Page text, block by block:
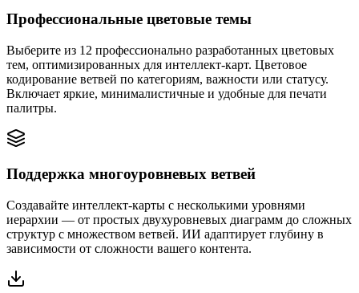
Профессиональные цветовые темы
Выберите из 12 профессионально разработанных цветовых
тем, оптимизированных для интеллект-карт. Цветовое
кодирование ветвей по категориям, важности или статусу.
Включает яркие, минималистичные и удобные для печати
палитры.
Поддержка многоуровневых ветвей
Создавайте интеллект-карты с несколькими уровнями
иерархии — от простых двухуровневых диаграмм до сложных
структур с множеством ветвей. ИИ адаптирует глубину в
зависимости от сложности вашего контента.